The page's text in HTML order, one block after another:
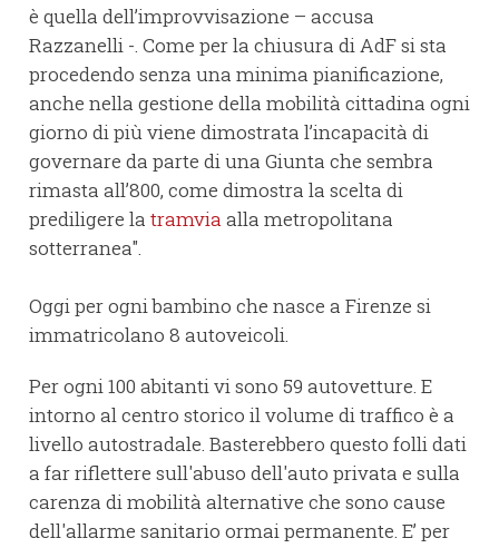
è quella dell’improvvisazione – accusa
Razzanelli -. Come per la chiusura di AdF si sta
procedendo senza una minima pianificazione,
anche nella gestione della mobilità cittadina ogni
giorno di più viene dimostrata l’incapacità di
governare da parte di una Giunta che sembra
rimasta all’800, come dimostra la scelta di
prediligere la tramvia alla metropolitana
sotterranea".
Oggi per ogni bambino che nasce a Firenze si
immatricolano 8 autoveicoli.
Per ogni 100 abitanti vi sono 59 autovetture. E
intorno al centro storico il volume di traffico è a
livello autostradale. Basterebbero questo folli dati
a far riflettere sull'abuso dell'auto privata e sulla
carenza di mobilità alternative che sono cause
dell'allarme sanitario ormai permanente. E’ per